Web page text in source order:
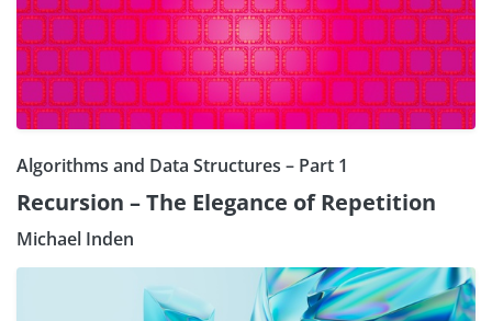
Algorithms and Data Structures – Part 1
Recursion – The Elegance of Repetition
Michael Inden